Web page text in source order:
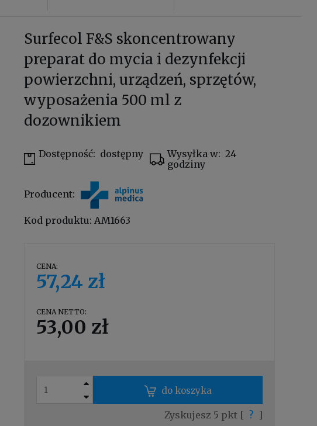
Surfecol F&S skoncentrowany
preparat do mycia i dezynfekcji
powierzchni, urządzeń, sprzętów,
wyposażenia 500 ml z
dozownikiem
Dostępność: dostępny Wysyłka w: 24
godziny
Producent:
Kod produktu: AM1663
CENA:
57,24 zł
CENA NETTO:
53,00 zł
do koszyka
Zyskujesz 5 pkt [ ? ]